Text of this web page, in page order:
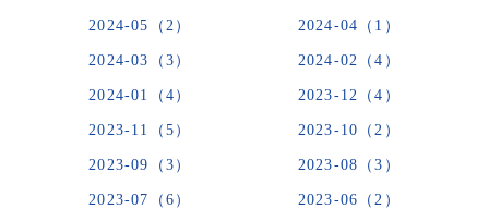
2024-05（2） 2024-04（1）
2024-03（3） 2024-02（4）
2024-01（4） 2023-12（4）
2023-11（5） 2023-10（2）
2023-09（3） 2023-08（3）
2023-07（6） 2023-06（2）